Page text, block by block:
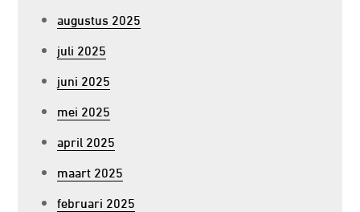
augustus 2025
juli 2025
juni 2025
mei 2025
april 2025
maart 2025
februari 2025